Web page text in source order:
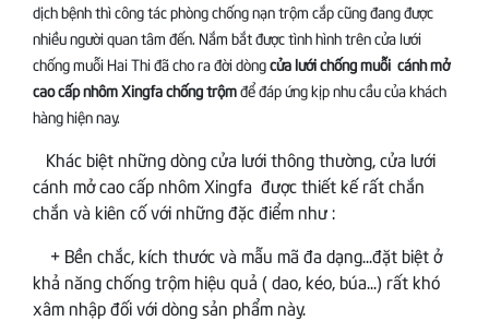
dịch bệnh thì công tác phòng chống nạn trộm cắp cũng đang được
nhiều người quan tâm đến. Nắm bắt được tình hình trên cửa lưới
chống muỗi Hai Thi đã cho ra đời dòngcửa lưới chống muỗi cánh mở
cao cấp nhôm Xingfa chống trộmđể đáp ứng kịp nhu cầu của khách
hàng hiện nay.
Khác biệt những dòng cửa lưới thông thường, cửa lưới
cánh mở cao cấp nhôm Xingfa được thiết kế rất chắn
chắn và kiên cố với những đặc điểm như :
+ Bền chắc, kích thước và mẫu mã đa dạng...đặt biệt ở
khả năng chống trộm hiệu quả ( dao, kéo, búa...) rất khó
xâm nhập đối với dòng sản phẩm này.